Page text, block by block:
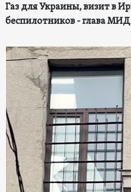
Газ для Украины, визит в
беспилотников - глава